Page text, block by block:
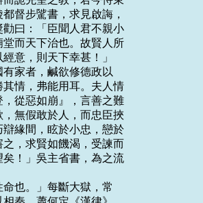
督步騭書，求見啟誨，
曰：「臣聞人君不親小
而天下治也。故賢人所
意，則天下幸甚！」
有家者，鹹欲修德政以
情，弗能用耳。夫人情
從惡如崩』，言善之難
無假敢於人，而忠臣挾
緣間，眩於小忠，戀於
，求賢如饑渴，受諫而
！」吳主省書，為之流
命也。」每斷大獄，常